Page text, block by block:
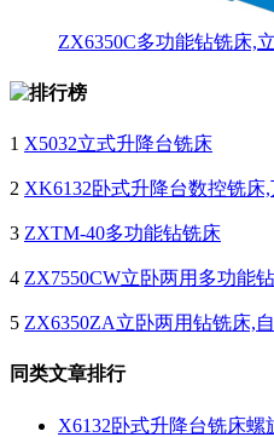
ZX6350C多功能钻铣床,
1 X5032立式升降台铣床
2 XK6132卧式升降台数控铣床
3 ZXTM-40多功能钻铣床
4 ZX7550CW立卧两用多功能
5 ZX6350ZA立卧两用钻铣床,
同类文章排行
X6132卧式升降台铣床螺